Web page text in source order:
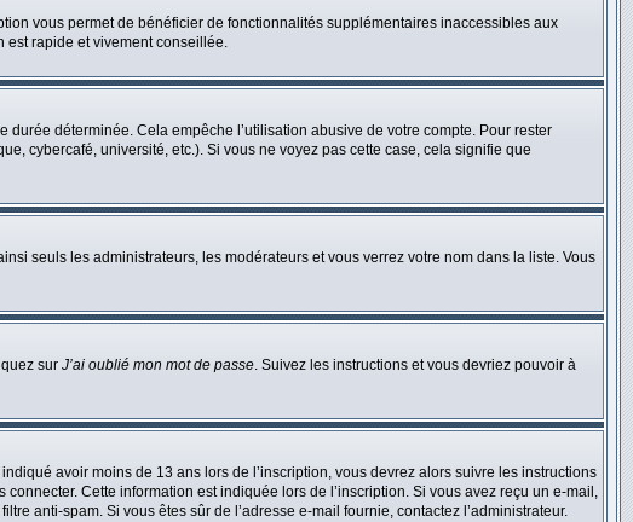
vous permet de bénéficier de fonctionnalités supplémentaires inaccessibles aux
est rapide et vivement conseillée.
déterminée. Cela empêche l’utilisation abusive de votre compte. Pour rester
cybercafé, université, etc.). Si vous ne voyez pas cette case, cela signifie que
seuls les administrateurs, les modérateurs et vous verrez votre nom dans la liste. Vous
sur J’ai oublié mon mot de passe. Suivez les instructions et vous devriez pouvoir à
avoir moins de 13 ans lors de l’inscription, vous devrez alors suivre les instructions
Cette information est indiquée lors de l’inscription. Si vous avez reçu un e-mail,
anti-spam. Si vous êtes sûr de l’adresse e-mail fournie, contactez l’administrateur.